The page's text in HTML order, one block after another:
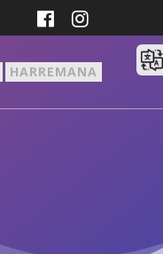
HARREMANA